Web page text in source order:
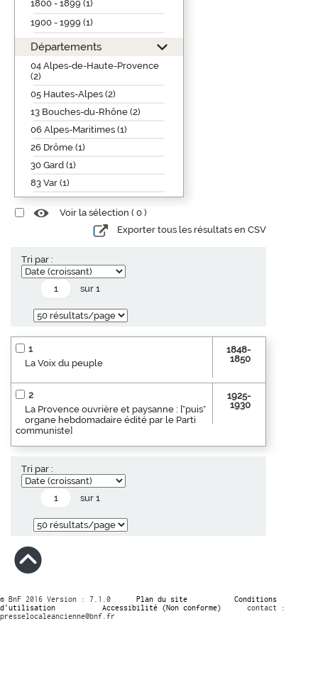
1800 - 1899 (1)
1900 - 1999 (1)
Départements
04 Alpes-de-Haute-Provence
(2)
05 Hautes-Alpes (2)
13 Bouches-du-Rhône (2)
06 Alpes-Maritimes (1)
26 Drôme (1)
30 Gard (1)
83 Var (1)
Voir la sélection ( 0 )
Exporter tous les résultats en CSV
Tri par :
sur 1
1
La Voix du peuple
1848-
1850
2
La Provence ouvrière et paysanne : ["puis"
organe hebdomadaire édité par le Parti
communiste]
1925-
1930
Tri par :
sur 1
© BnF 2016 Version : 7.1.0 Plan du site
Conditions
d’utilisation
Accessibilité (Non conforme)
contact :
presselocaleancienne@bnf.fr